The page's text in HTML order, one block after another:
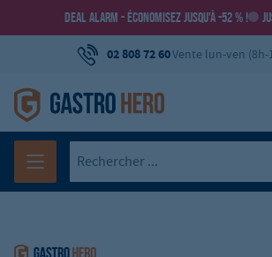
DEAL ALARM - ÉCONOMISEZ JUSQU’À -52 % !
02 808 72 60Vente lun-ven (8h-